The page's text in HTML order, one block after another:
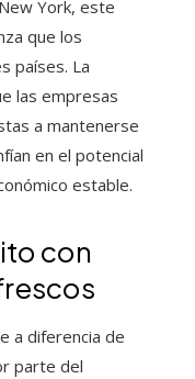
York, este
que los
países. La
las empresas
a mantenerse
en el potencial
estable.
con
a diferencia de
parte del